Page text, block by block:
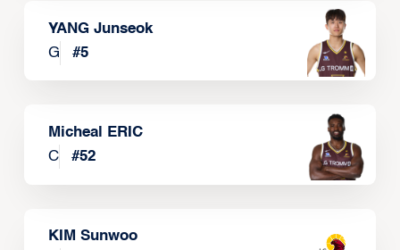
YANG Junseok
G
#5
Micheal ERIC
C
#52
KIM Sunwoo